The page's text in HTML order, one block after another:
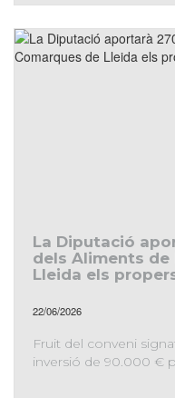
La Diputació
dels Aliments de
Lleida els
22/06/2026
Fruit del conveni
inversió de 90.000 €